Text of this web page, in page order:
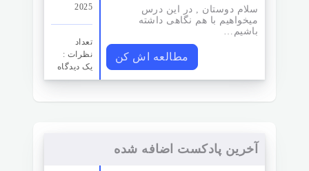
2025
تعداد
نظرات‌ :
یک دیدگاه
سلام دوستان , در این درس
میخواهیم با هم نگاهی داشته
باشیم…
مطالعه اش کن
آخرین پادکست اضافه شده